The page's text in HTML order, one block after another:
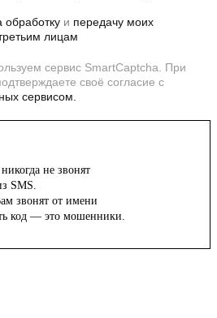
обработку и передачу моих
лицам
сервис SmartCaptcha. При
своё согласие с
сервисом.
не звонят
SMS.
звонят от имени
код — это мошенники.